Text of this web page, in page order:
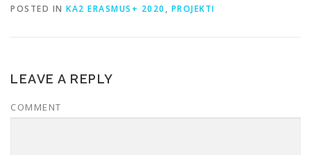
POSTED IN KA2 ERASMUS+ 2020 , PROJEKTI
LEAVE A REPLY
COMMENT